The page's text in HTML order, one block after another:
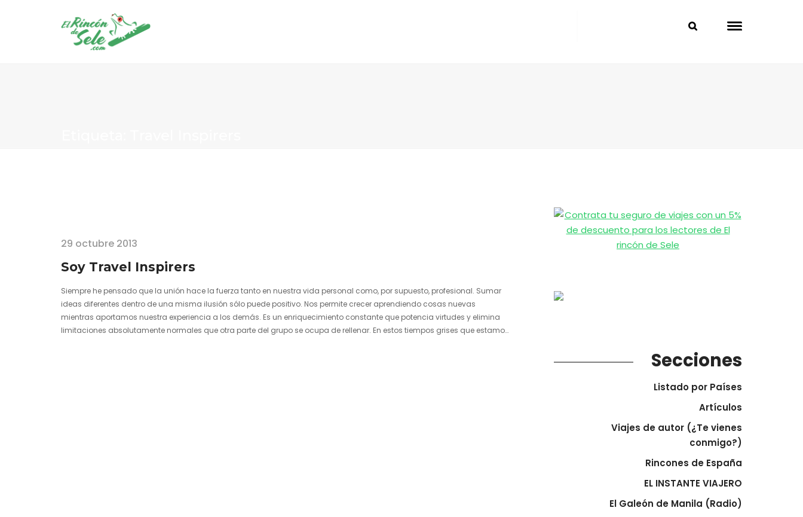
29 octubre 2013
Soy Travel Inspirers
Siempre he pensado que la unión hace la fuerza tanto en nuestra vida personal como, por supuesto, profesional. Sumar
ideas diferentes dentro de una misma ilusión sólo puede positivo. Nos permite crecer aprendiendo cosas nuevas
mientras aportamos nuestra experiencia a los demás. Es un enriquecimiento constante que potencia virtudes y elimina
limitaciones absolutamente normales que otra parte del grupo se ocupa de rellenar. En estos tiempos grises que estamos
Secciones
Listado por Países
Artículos
Viajes de autor (¿Te vienes
conmigo?)
Rincones de España
EL INSTANTE VIAJERO
El Galeón de Manila (Radio)